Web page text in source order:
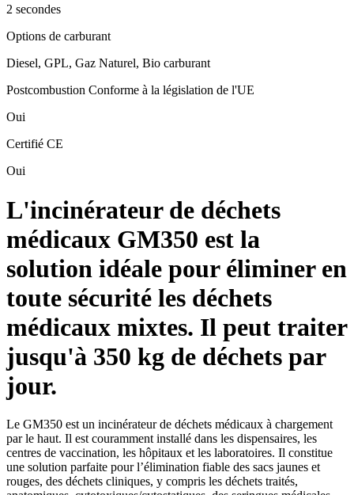
2 secondes
Options de carburant
Diesel, GPL, Gaz Naturel, Bio carburant
Postcombustion Conforme à la législation de l'UE
Oui
Certifié CE
Oui
L'incinérateur de déchets
médicaux GM350 est la
solution idéale pour éliminer en
toute sécurité les déchets
médicaux mixtes. Il peut traiter
jusqu'à 350 kg de déchets par
jour.
Le GM350 est un incinérateur de déchets médicaux à chargement
par le haut. Il est couramment installé dans les dispensaires, les
centres de vaccination, les hôpitaux et les laboratoires. Il constitue
une solution parfaite pour l’élimination fiable des sacs jaunes et
rouges, des déchets cliniques, y compris les déchets traités,